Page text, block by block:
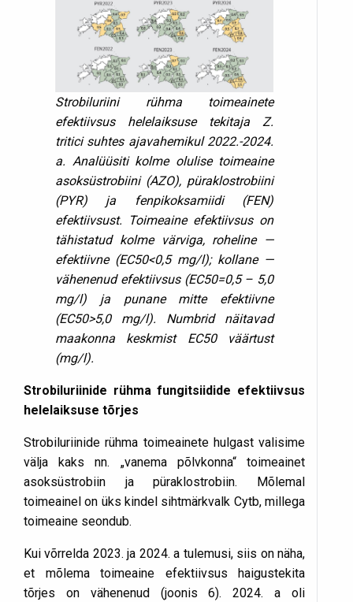
Strobiluriini rühma toimeainete
efektiivsus helelaiksuse tekitaja Z.
tritici suhtes ajavahemikul 2022.-2024.
a. Analüüsiti kolme olulise toimeaine
asoksüstrobiini (AZO), püraklostrobiini
(PYR) ja fenpikoksamiidi (FEN)
efektiivsust. Toimeaine efektiivsus on
tähistatud kolme värviga, roheline —
efektiivne (EC50<0,5 mg/l); kollane —
vähenenud efektiivsus (EC50=0,5 – 5,0
mg/l) ja punane mitte efektiivne
(EC50>5,0 mg/l). Numbrid näitavad
maakonna keskmist EC50 väärtust
(mg/l).
Strobiluriinide rühma fungitsiidide efektiivsus
helelaiksuse tõrjes
Strobiluriinide rühma toimeainete hulgast valisime
välja kaks nn. „vanema põlvkonna“ toimeainet
asoksüstrobiin ja püraklostrobiin. Mõlemal
toimeainel on üks kindel sihtmärkvalk Cytb, millega
toimeaine seondub.
Kui võrrelda 2023. ja 2024. a tulemusi, siis on näha,
et mõlema toimeaine efektiivsus haigustekita
tõrjes on vähenenud (joonis 6). 2024. a oli